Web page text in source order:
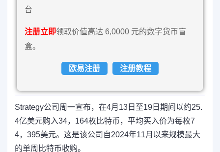
台
注册立即领取价值高达 6,0000 元的数字货币盲
盒。
欧易注册 注册教程
Strategy公司周一宣布，在4月13日至19日期间以约25.
4亿美元购入34，164枚比特币，平均买入价为每枚7
4，395美元。这是该公司自2024年11月以来规模最大
的单周比特币收购。